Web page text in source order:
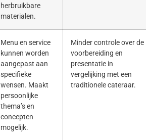
herbruikbare
materialen.
Menu en service
kunnen worden
aangepast aan
specifieke
wensen. Maakt
persoonlijke
thema’s en
concepten
mogelijk.
Minder controle over de
voorbereiding en
presentatie in
vergelijking met een
traditionele cateraar.